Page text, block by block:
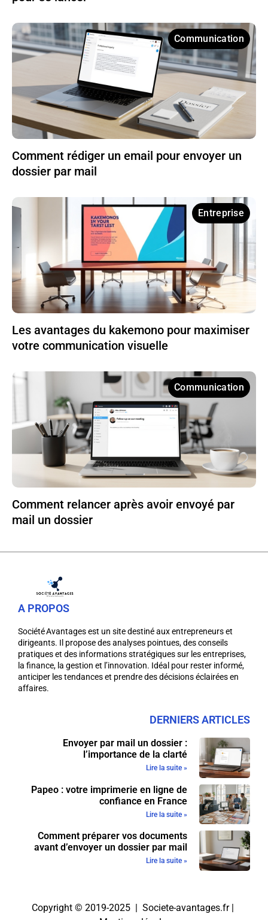
Communication
Comment rédiger un email pour envoyer un
dossier par mail
Entreprise
Les avantages du kakemono pour maximiser
votre communication visuelle
Communication
Comment relancer après avoir envoyé par
mail un dossier
A PROPOS
Société Avantages est un site destiné aux entrepreneurs et
dirigeants. Il propose des analyses pointues, des conseils
pratiques et des informations stratégiques sur les entreprises,
la finance, la gestion et l’innovation. Idéal pour rester informé,
anticiper les tendances et prendre des décisions éclairées en
affaires.
DERNIERS ARTICLES
Envoyer par mail un dossier :
l’importance de la clarté
Lire la suite »
Papeo : votre imprimerie en ligne de
confiance en France
Lire la suite »
Comment préparer vos documents
avant d’envoyer un dossier par mail
Lire la suite »
Copyright © 2019-2025 | Societe-avantages.fr |